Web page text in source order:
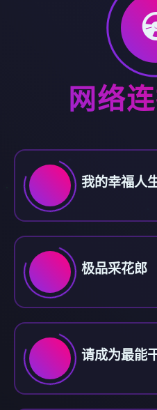
网络
我的幸福人
极品采花郎
请成为最能